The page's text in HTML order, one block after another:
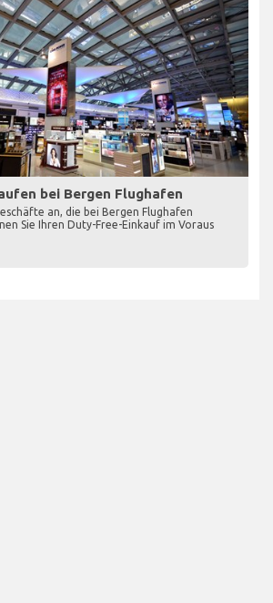
bei Bergen Flughafen
an, die bei Bergen Flughafen
Sie Ihren Duty-Free-Einkauf im Voraus